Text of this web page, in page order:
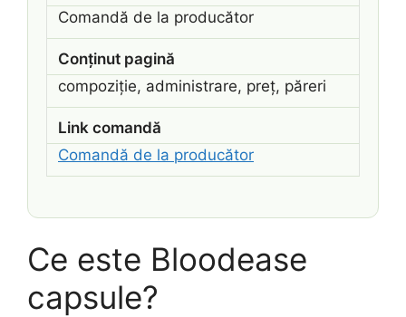
Comandă de la producător
Conținut pagină
compoziție, administrare, preț, păreri
Link comandă
Comandă de la producător
Ce este Bloodease
capsule?